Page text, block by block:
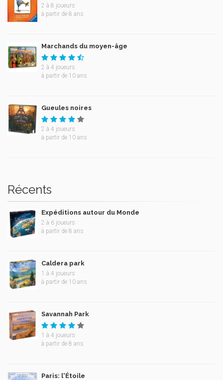
2 à 8 joueurs
à partir de 8 ans
Marchands du moyen-âge
2 à 4 joueurs
à partir de 10 ans
Gueules noires
2 à 4 joueurs
à partir de 10 ans
Récents
Expéditions autour du Monde
2 à 6 joueurs
à partir de 8 ans
Caldera park
1 à 4 joueurs
à partir de 10 ans
Savannah Park
1 à 4 joueurs
à partir de 8 ans
Paris: l'Étoile